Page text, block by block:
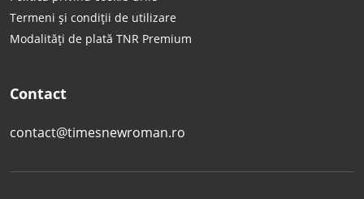
Termeni și condiții de utilizare
Modalități de plată TNR Premium
Contact
contact@timesnewroman.ro